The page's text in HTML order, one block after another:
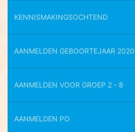
KENNISMAKINGSOCHTEND
AANMELDEN GEBOORTEJAAR
AANMELDEN VOOR GROEP 2 - 8
AANMELDEN PO